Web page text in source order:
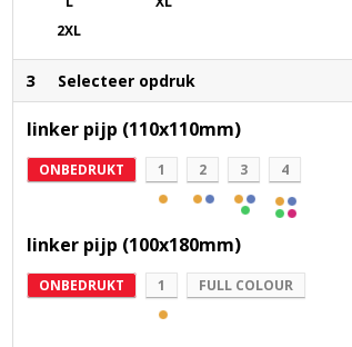
2XL
3 Selecteer opdruk
linker pijp (110x110mm)
ONBEDRUKT 1 2 3 4
linker pijp (100x180mm)
ONBEDRUKT 1 FULL COLOUR